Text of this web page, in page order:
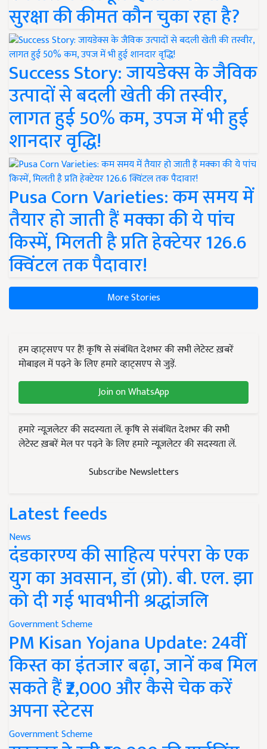
सुरक्षा की कीमत कौन चुका रहा है?
Success Story: जायडेक्स के जैविक
उत्पादों से बदली खेती की तस्वीर,
लागत हुई 50% कम, उपज में भी हुई
शानदार वृद्धि!
Pusa Corn Varieties: कम समय में
तैयार हो जाती हैं मक्का की ये पांच
किस्में, मिलती है प्रति हेक्टेयर 126.6
क्विंटल तक पैदावार!
More Stories
हम व्हाट्सएप पर हैं! कृषि से संबंधित देशभर की सभी लेटेस्ट ख़बरें
मोबाइल में पढ़ने के लिए हमारे व्हाट्सएप से जुड़ें.
Join on WhatsApp
हमारे न्यूज़लेटर की सदस्यता लें. कृषि से संबंधित देशभर की सभी
लेटेस्ट ख़बरें मेल पर पढ़ने के लिए हमारे न्यूज़लेटर की सदस्यता लें.
Subscribe Newsletters
Latest feeds
News
दंडकारण्य की साहित्य परंपरा के एक
युग का अवसान, डॉ (प्रो). बी. एल. झा
को दी गई भावभीनी श्रद्धांजलि
Government Scheme
PM Kisan Yojana Update: 24वीं
किस्त का इंतजार बढ़ा, जानें कब मिल
सकते हैं ₹2,000 और कैसे चेक करें
अपना स्टेटस
Government Scheme